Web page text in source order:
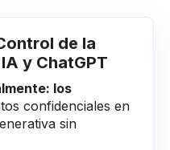
de la
y ChatGPT
los
confidenciales en
sin